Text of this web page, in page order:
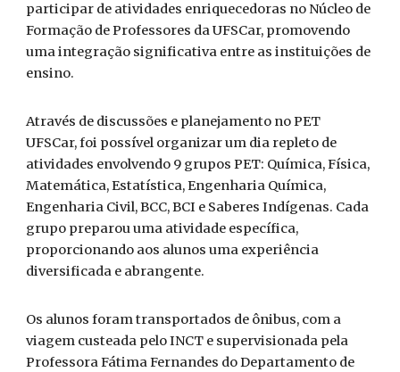
participar de atividades enriquecedoras no Núcleo de
Formação de Professores da UFSCar, promovendo
uma integração significativa entre as instituições de
ensino.
Através de discussões e planejamento no PET
UFSCar, foi possível organizar um dia repleto de
atividades envolvendo 9 grupos PET: Química, Física,
Matemática, Estatística, Engenharia Química,
Engenharia Civil, BCC, BCI e Saberes Indígenas. Cada
grupo preparou uma atividade específica,
proporcionando aos alunos uma experiência
diversificada e abrangente.
Os alunos foram transportados de ônibus, com a
viagem custeada pelo INCT e supervisionada pela
Professora Fátima Fernandes do Departamento de